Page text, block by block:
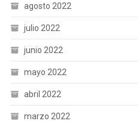
agosto 2022
julio 2022
junio 2022
mayo 2022
abril 2022
marzo 2022